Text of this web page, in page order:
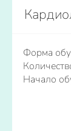
Форма
Начало